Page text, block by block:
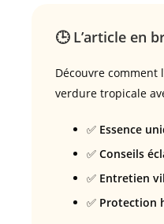
🕒 L’article en
Découvre
verdure tropicale
✅ Essence
✅ Conseils
✅ Entretien
✅ Protection